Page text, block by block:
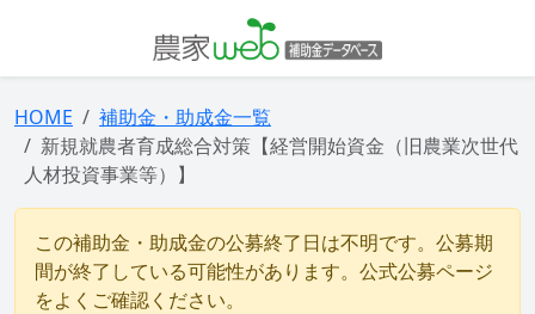
HOME
補助金・助成金一覧
新規就農者育成総合対策【経営開始資金（旧農業次世代
人材投資事業等）】
この補助金・助成金の公募終了日は不明です。公募期
間が終了している可能性があります。公式公募ページ
をよくご確認ください。